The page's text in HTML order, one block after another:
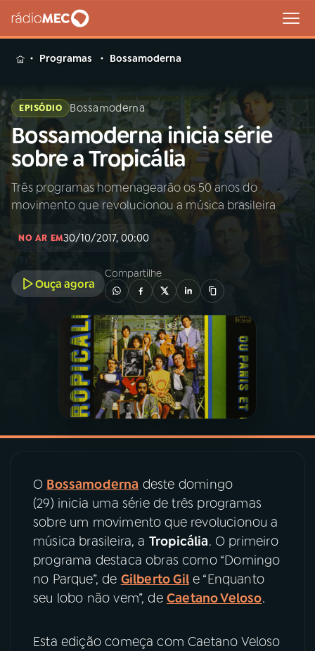
MENU
Buscar
na
Rádio
MEC
Buscar
Início AO VIVO
PROGRAMAÇÃO
PROGRAMAS
05PODCASTS
06VIDEOCASTS
07 ÚLTIMAS
08PRÊMIO RÁDIO MEC
Programas Bossamoderna
EPISÓDIO Bossamoderna
Bossamoderna inicia série
sobre a Tropicália
Três programas homenagearão os 50 anos do
movimento que revolucionou a música brasileira
NO AR EM30/10/2017, 00:00
Ouça agora
Compartilhe
O Bossamoderna deste domingo
(29) inicia uma série de três programas
sobre um movimento que revolucionou a
música brasileira, a Tropicália. O primeiro
programa destaca obras como “Domingo
no Parque”, de Gilberto Gile “Enquanto
seu lobo não vem”, de Caetano Veloso.
Esta edição começa com Caetano Veloso